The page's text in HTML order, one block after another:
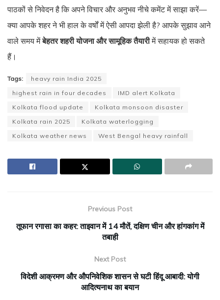
पाठकों से निवेदन है कि अपने विचार और अनुभव नीचे कमेंट में साझा करें—
क्या आपके शहर ने भी हाल के वर्षों में ऐसी आपदा झेली है? आपके सुझाव आने
वाले समय मेंबेहतर शहरी योजना और सामूहिक तैयारीमें सहायक हो सकते
हैं।
Tags:
heavy rain India 2025
highest rain in four decades
IMD alert Kolkata
Kolkata flood update
Kolkata monsoon disaster
Kolkata rain 2025
Kolkata waterlogging
Kolkata weather news
West Bengal heavy rainfall
Previous Post
तूफान रगासा का कहर: ताइवान में 14 मौतें, दक्षिण चीन और हांगकांग में
तबाही
Next Post
विदेशी आक्रमण और औपनिवेशिक शासन से घटी हिंदू आबादी: योगी
आदित्यनाथ का बयान